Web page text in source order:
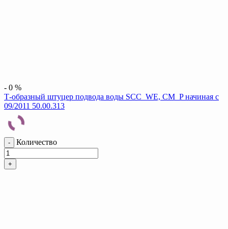
- 0 %
Т-образный штуцер подвода воды SCC_WE, CM_P начиная с
09/2011 50.00.313
- Количество
+